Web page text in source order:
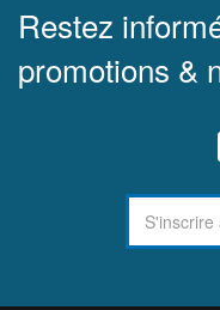
Restez
promotions &